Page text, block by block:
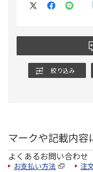
絞り込み
マークや記載内容
よくあるお問い合わせ
お支払い方法 注